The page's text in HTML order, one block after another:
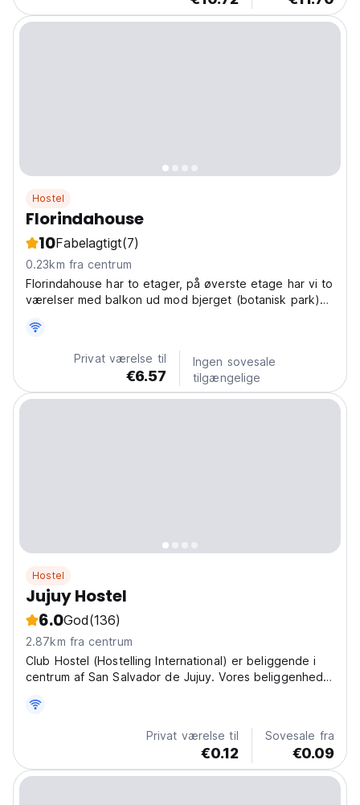
Hostel
Florindahouse
10Fabelagtigt(7)
0.23km fra centrum
Florindahouse har to etager, på øverste etage har vi to
værelser med balkon ud mod bjerget (botanisk park)
Privat værelse til
€6.57
Ingen sovesale
tilgængelige
Hostel
Jujuy Hostel
6.0God(136)
2.87km fra centrum
Club Hostel (Hostelling International) er beliggende i
centrum af San Salvador de Jujuy. Vores beliggenhed
Privat værelse til
€0.12
Sovesale fra
€0.09